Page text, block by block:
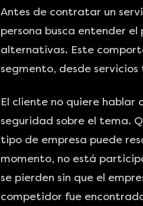
Antes de contratar un
persona busca entender
alternativas. Este
segmento, desde
El cliente no quiere hablar
seguridad sobre el tema.
tipo de empresa puede
momento, no está
se pierden sin que el
competidor fue